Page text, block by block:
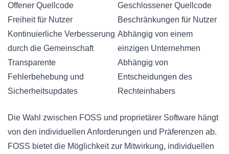
Offener Quellcode
Geschlossener Quellcode
Freiheit für Nutzer
Beschränkungen für Nutzer
Kontinuierliche Verbesserung
durch die Gemeinschaft
Abhängig von einem
einzigen Unternehmen
Transparente
Fehlerbehebung und
Sicherheitsupdates
Abhängig von
Entscheidungen des
Rechteinhabers
Die Wahl zwischen FOSS und proprietärer Software hängt
von den individuellen Anforderungen und Präferenzen ab.
FOSS bietet die Möglichkeit zur Mitwirkung, individuellen